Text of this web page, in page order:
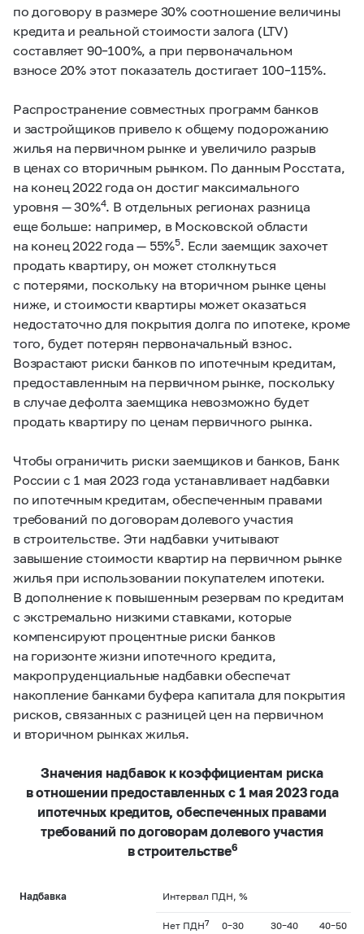
по договору в размере 30% соотношение величины
кредита и реальной стоимости залога (LTV)
составляет 90–100%, а при первоначальном
взносе 20% этот показатель достигает 100–115%.
Распространение совместных программ банков
и застройщиков привело к общему подорожанию
жилья на первичном рынке и увеличило разрыв
в ценах со вторичным рынком. По данным Росстата,
на конец 2022 года он достиг максимального
уровня — 30%4. В отдельных регионах разница
еще больше: например, в Московской области
на конец 2022 года — 55%5. Если заемщик захочет
продать квартиру, он может столкнуться
с потерями, поскольку на вторичном рынке цены
ниже, и стоимости квартиры может оказаться
недостаточно для покрытия долга по ипотеке, кроме
того, будет потерян первоначальный взнос.
Возрастают риски банков по ипотечным кредитам,
предоставленным на первичном рынке, поскольку
в случае дефолта заемщика невозможно будет
продать квартиру по ценам первичного рынка.
Чтобы ограничить риски заемщиков и банков, Банк
России с 1 мая 2023 года устанавливает надбавки
по ипотечным кредитам, обеспеченным правами
требований по договорам долевого участия
в строительстве. Эти надбавки учитывают
завышение стоимости квартир на первичном рынке
жилья при использовании покупателем ипотеки.
В дополнение к повышенным резервам по кредитам
с экстремально низкими ставками, которые
компенсируют процентные риски банков
на горизонте жизни ипотечного кредита,
макропруденциальные надбавки обеспечат
накопление банками буфера капитала для покрытия
рисков, связанных с разницей цен на первичном
и вторичном рынках жилья.
Значения надбавок к коэффициентам риска
в отношении предоставленных с 1 мая 2023 года
ипотечных кредитов, обеспеченных правами
требований по договорам долевого участия
в строительстве6
Надбавка Интервал ПДН, %
Нет ПДН7 0–30 30–40 40–50